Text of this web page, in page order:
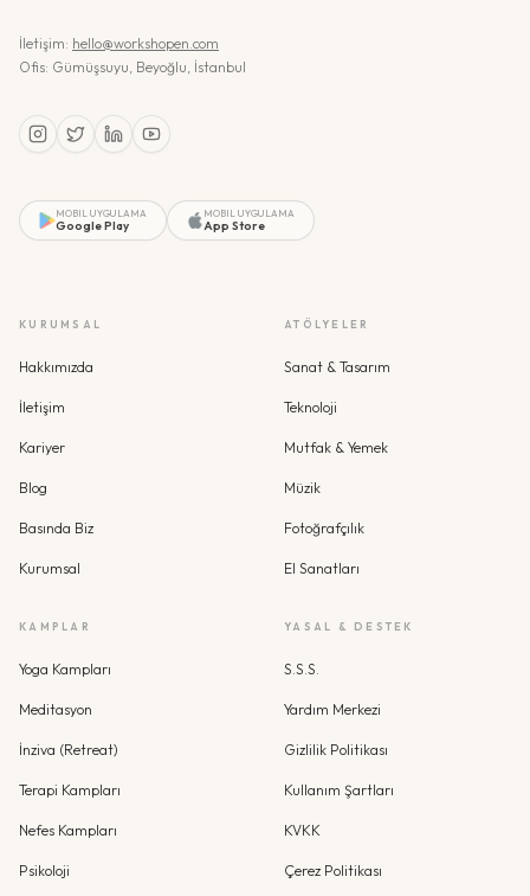
İletişim: hello@workshopen.com
Ofis: Gümüşsuyu, Beyoğlu, İstanbul
MOBIL UYGULAMA
Google Play
MOBIL UYGULAMA
App Store
KURUMSAL
Hakkımızda
İletişim
Kariyer
Blog
Basında Biz
Kurumsal
ATÖLYELER
Sanat & Tasarım
Teknoloji
Mutfak & Yemek
Müzik
Fotoğrafçılık
El Sanatları
KAMPLAR
Yoga Kampları
Meditasyon
İnziva (Retreat)
Terapi Kampları
Nefes Kampları
Psikoloji
YASAL & DESTEK
S.S.S.
Yardım Merkezi
Gizlilik Politikası
Kullanım Şartları
KVKK
Çerez Politikası